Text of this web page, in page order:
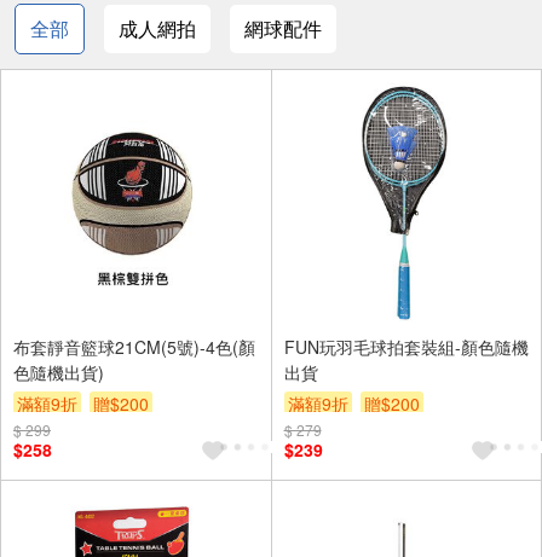
全部 成人網拍 網球配件
布套靜音籃球21CM(5號)-4色(顏
色隨機出貨)
滿額9折
贈$200
$ 299
$258
FUN玩羽毛球拍套裝組-顏色隨機
出貨
滿額9折
贈$200
$ 279
$239